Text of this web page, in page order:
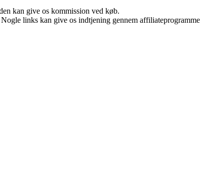
kan give os kommission ved køb.
links kan give os indtjening gennem